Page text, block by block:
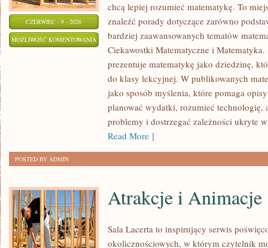
CZERWIEC - 9 - 2026
MOŻLIWOŚĆ KOMENTOWANIA ZABAWY
LICZBAMI
chcą lepiej rozumieć matematykę. To
znaleźć porady dotyczące zarówno
bardziej zaawansowanych tematów
Ciekawostki Matematyczne i
prezentuje matematykę jako dziedzinę,
do klasy lekcyjnej. W publikowanych
jako sposób myślenia, które pomaga
planować wydatki, rozumieć technologię,
problemy i dostrzegać zależności ukryte
Read More ]
POSTED BY ADMIN
Atrakcje i Animacje
Sala Lacerta to inspirujący serwis
okolicznościowych, w którym czytelnik